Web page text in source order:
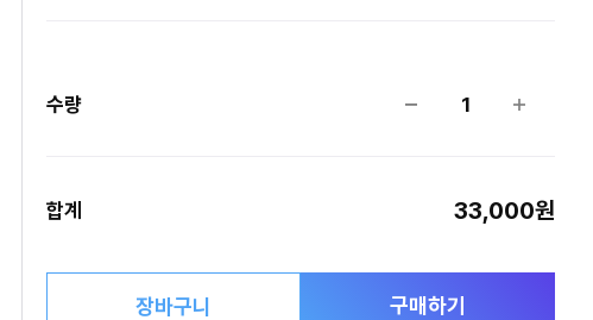
수량 1
합계 33,000원
장바구니 구매하기